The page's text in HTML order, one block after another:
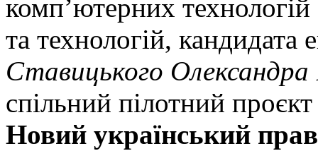
комп’ютерних технологій
та технологій, кандидата
Ставицького Олександра
спільний пілотний
Новий український